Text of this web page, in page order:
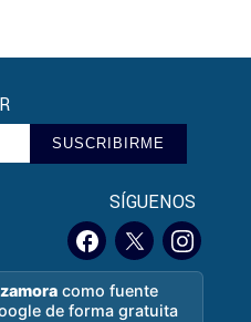
SUSCRIBIRME
SÍGUENOS
como fuente
de forma gratuita